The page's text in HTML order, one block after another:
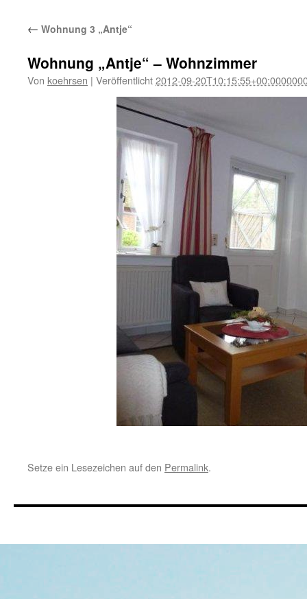
← Wohnung 3 „Antje“
Wohnung „Antje“ – Wohnzimmer
Von koehrsen | Veröffentlicht2012-09-
Setze ein Lesezeichen auf den Permalink.